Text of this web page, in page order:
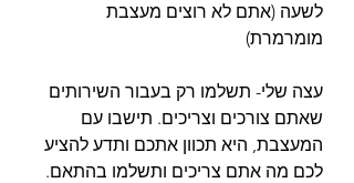
לשעה (אתם לא רוצים מעצבת
מומרמרת)
עצה שלי- תשלמו רק בעבור השירותים
שאתם צורכים וצריכים. תישבו עם
המעצבת, היא תכוון אתכם ותדע להציע
לכם מה אתם צריכים ותשלמו בהתאם.